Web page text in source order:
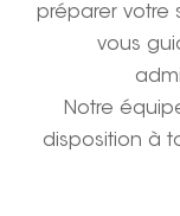
préparer votre
vous
Notre
disposition à